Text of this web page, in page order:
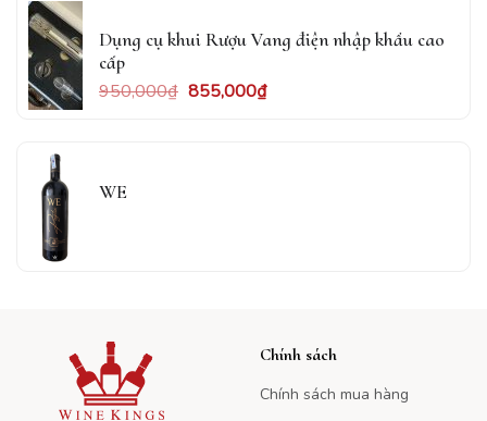
Dụng cụ khui Rượu Vang điện nhập khẩu cao
cấp
950,000₫ 855,000₫
WE
Chính sách
Chính sách mua hàng